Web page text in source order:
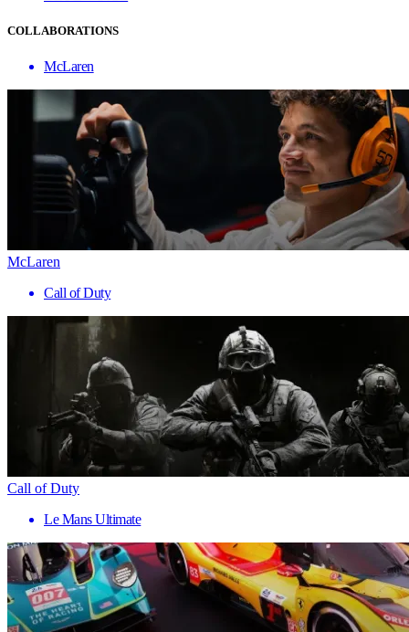
COLLABORATIONS
McLaren
McLaren
Call of Duty
Call of Duty
Le Mans Ultimate